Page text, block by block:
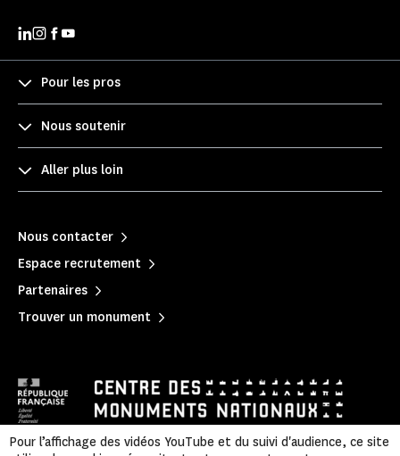
Pour les pros
Nous soutenir
Aller plus loin
Nous contacter
Espace recrutement
Partenaires
Trouver un monument
Pour l’affichage des vidéos YouTube et du suivi d'audience, ce site